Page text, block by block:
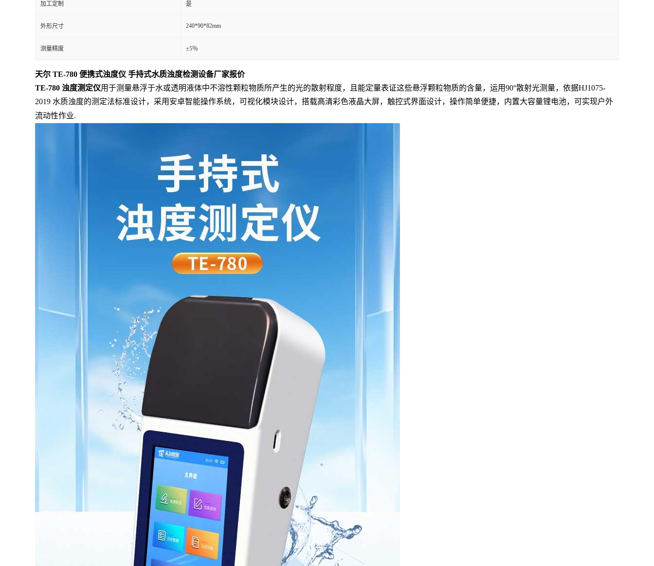
加工定制 是
外形尺寸 240*90*82mm
测量精度 ±5％
天尔 TE-780 便携式浊度仪 手持式水质浊度检测设备厂家报价
TE-780 浊度测定仪用于测量悬浮于水或透明液体中不溶性颗粒物质所产生的光的散射程度，且能定量表证这些悬浮颗粒物质的含量，运用90°散射光测量，依据HJ1075-
2019 水质浊度的测定法标准设计， 采用 安卓智能操作系统，可视化模块设计， 搭载高清彩色液晶大屏， 触控式界面设计，操作简单便捷，内置大容量锂电池，可实现户外
流动性作业.